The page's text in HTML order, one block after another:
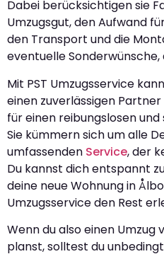
Dabei berücksichtigen sie
Umzugsgut, den Aufwand
den Transport und die
eventuelle
Mit PST Umzugsservice
einen zuverlässigen
für einen reibungslosen
Sie kümmern sich um alle
umfassenden Service, der
Du kannst dich entspannt
deine neue Wohnung in
Umzugsservice den Rest
Wenn du also einen Umzug
planst, solltest du